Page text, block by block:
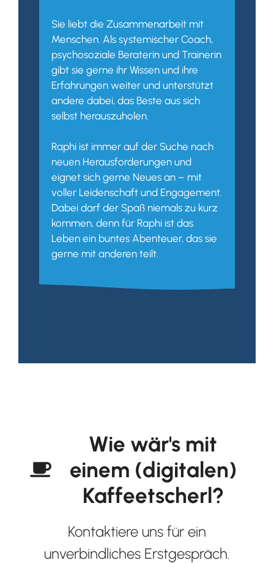
Sie liebt die Zusammenarbeit mit
Menschen. Als systemischer Coach,
psychosoziale Beraterin und Trainerin
gibt sie gerne ihr Wissen und ihre
Erfahrungen weiter und unterstützt
andere dabei, das Beste aus sich
selbst herauszuholen.
Raphi ist immer auf der Suche nach
neuen Herausforderungen und
eignet sich gerne Neues an – mit
voller Leidenschaft und Engagement.
Dabei darf der Spaß niemals zu kurz
kommen, denn für Raphi ist das
Leben ein buntes Abenteuer, das sie
gerne mit anderen teilt.
Wie wär's mit
einem (digitalen)
Kaffeetscherl?
Kontaktiere uns für ein
unverbindliches Erstgespräch.